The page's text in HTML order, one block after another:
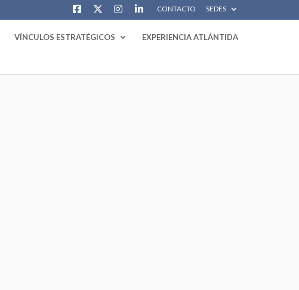
CONTACTO SEDES
VÍNCULOS ESTRATÉGICOS EXPERIENCIA ATLÁNTIDA